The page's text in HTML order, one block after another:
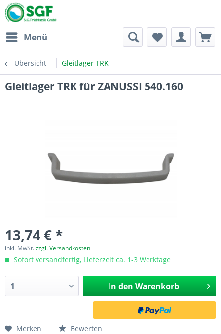
Menü
Übersicht Gleitlager TRK
Gleitlager TRK für ZANUSSI 540.160
13,74 € *
inkl. MwSt.zzgl. Versandkosten
Sofort versandfertig, Lieferzeit ca. 1-3 Werktage
In den Warenkorb
Merken Bewerten